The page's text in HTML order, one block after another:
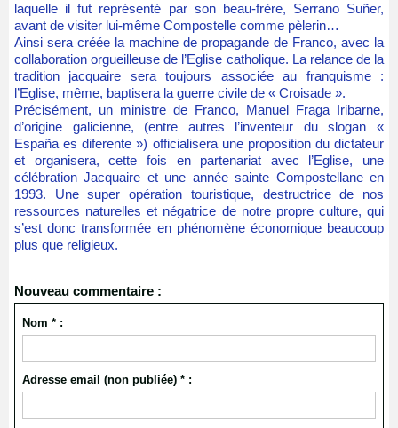
laquelle il fut représenté par son beau-frère, Serrano Suñer,
avant de visiter lui-même Compostelle comme pèlerin…
Ainsi sera créée la machine de propagande de Franco, avec la
collaboration orgueilleuse de l’Eglise catholique. La relance de la
tradition jacquaire sera toujours associée au franquisme :
l’Eglise, même, baptisera la guerre civile de « Croisade ».
Précisément, un ministre de Franco, Manuel Fraga Iribarne,
d’origine galicienne, (entre autres l’inventeur du slogan «
España es diferente ») officialisera une proposition du dictateur
et organisera, cette fois en partenariat avec l’Eglise, une
célébration Jacquaire et une année sainte Compostellane en
1993. Une super opération touristique, destructrice de nos
ressources naturelles et négatrice de notre propre culture, qui
s’est donc transformée en phénomène économique beaucoup
plus que religieux.
Nouveau commentaire :
Nom * :
Adresse email (non publiée) * :